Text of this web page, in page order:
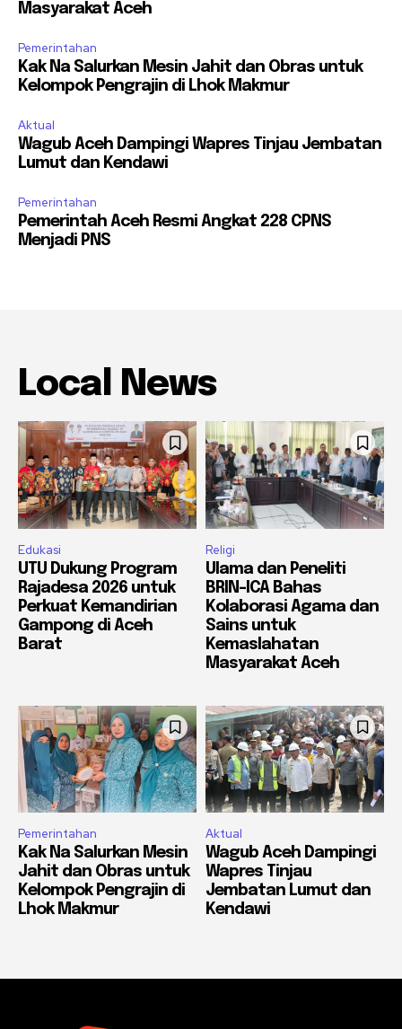
Masyarakat Aceh
Pemerintahan
Kak Na Salurkan Mesin Jahit dan Obras untuk
Kelompok Pengrajin di Lhok Makmur
Aktual
Wagub Aceh Dampingi Wapres Tinjau Jembatan
Lumut dan Kendawi
Pemerintahan
Pemerintah Aceh Resmi Angkat 228 CPNS
Menjadi PNS
Local News
Edukasi
UTU Dukung Program
Rajadesa 2026 untuk
Perkuat Kemandirian
Gampong di Aceh
Barat
Religi
Ulama dan Peneliti
BRIN-ICA Bahas
Kolaborasi Agama dan
Sains untuk
Kemaslahatan
Masyarakat Aceh
Pemerintahan
Kak Na Salurkan Mesin
Jahit dan Obras untuk
Kelompok Pengrajin di
Lhok Makmur
Aktual
Wagub Aceh Dampingi
Wapres Tinjau
Jembatan Lumut dan
Kendawi